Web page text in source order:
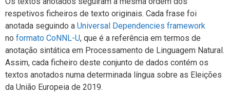
respetivos ficheiros de texto originais. Cada frase foi
anotada seguindo a Universal Dependencies framework
no formato CoNNL-U, que é a referência em termos de
anotação sintática em Processamento de Linguagem Natural.
Assim, cada ficheiro deste conjunto de dados contém os
textos anotados numa determinada língua sobre as Eleições
da União Europeia de 2019.